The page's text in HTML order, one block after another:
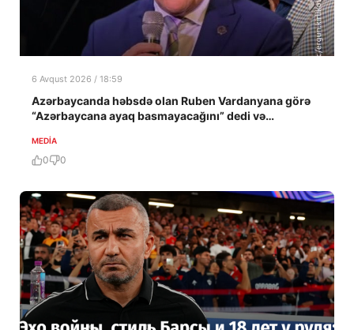
6 Avqust 2026 / 18:59
Azərbaycanda həbsdə olan Ruben Vardanyana görə
“Azərbaycana ayaq basmayacağını” dedi və…
MEDİA
0 0